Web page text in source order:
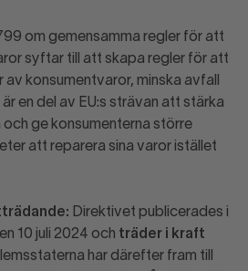
om gemensamma regler för att
syftar till att skapa regler för att
konsumentvaror, minska avfall
en del av EU:s strävan att stärka
och ge konsumenterna större
att reparera sina varor istället
Direktivet publicerades i
10 juli 2024 och träder i kraft
har därefter fram till